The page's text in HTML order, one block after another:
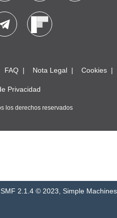
FAQ Nota Legal Cookies
Privacidad
los derechos reservados
SMF 2.1.4 © 2023 Simple Machines